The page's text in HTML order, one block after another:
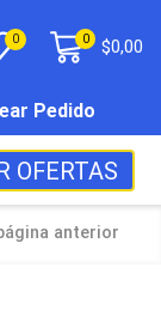
0 0 $0,00
Pedido
OFERTAS
anterior